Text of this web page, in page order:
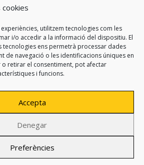
cookies
utilitzem tecnologies com les
i/o accedir a la informació del dispositiu. El
tecnologies ens permetrà processar dades
de navegació o les identificacions úniques en
o retirar el consentiment, pot afectar
i funcions.
Accepta
Denegar
Preferències
© 2023 km0 Energy
Baldrich 222-226
Terrassa, Barcelona
info@km0.energy
Política de privacitat
Avís legal
Política de cookies